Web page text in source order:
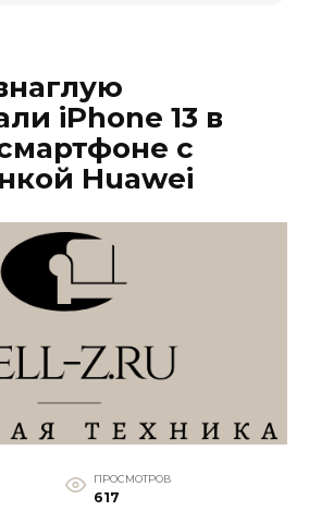
iPhone 13 в
с
Huawei
ПРОСМОТРОВ
617